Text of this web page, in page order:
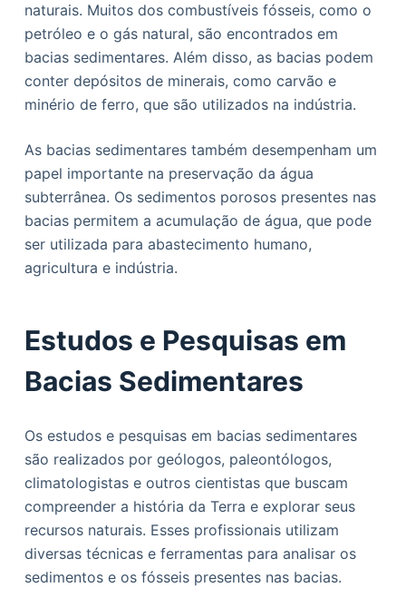
naturais. Muitos dos combustíveis fósseis, como o
petróleo e o gás natural, são encontrados em
bacias sedimentares. Além disso, as bacias podem
conter depósitos de minerais, como carvão e
minério de ferro, que são utilizados na indústria.
As bacias sedimentares também desempenham um
papel importante na preservação da água
subterrânea. Os sedimentos porosos presentes nas
bacias permitem a acumulação de água, que pode
ser utilizada para abastecimento humano,
agricultura e indústria.
Estudos e Pesquisas em
Bacias Sedimentares
Os estudos e pesquisas em bacias sedimentares
são realizados por geólogos, paleontólogos,
climatologistas e outros cientistas que buscam
compreender a história da Terra e explorar seus
recursos naturais. Esses profissionais utilizam
diversas técnicas e ferramentas para analisar os
sedimentos e os fósseis presentes nas bacias.